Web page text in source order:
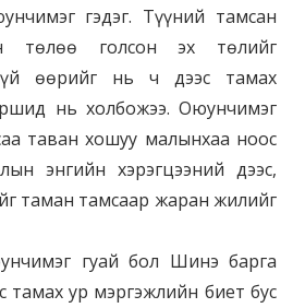
гэдэг. Түүний тамсан
төлөө голсон эх төлийг
өөрийг нь ч дээс тамах
нь холбожээ. Оюунчимэг
таван хошуу малынхаа ноос
энгийн хэрэгцээний дээс,
таман тамсаар жаран жилийг
гуай бол Шинэ барга
тамах ур мэргэжлийн биет бус